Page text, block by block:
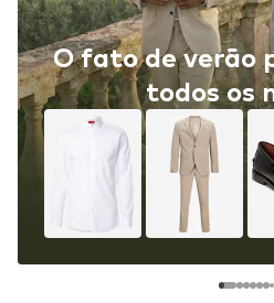
O fato de verão
todos os